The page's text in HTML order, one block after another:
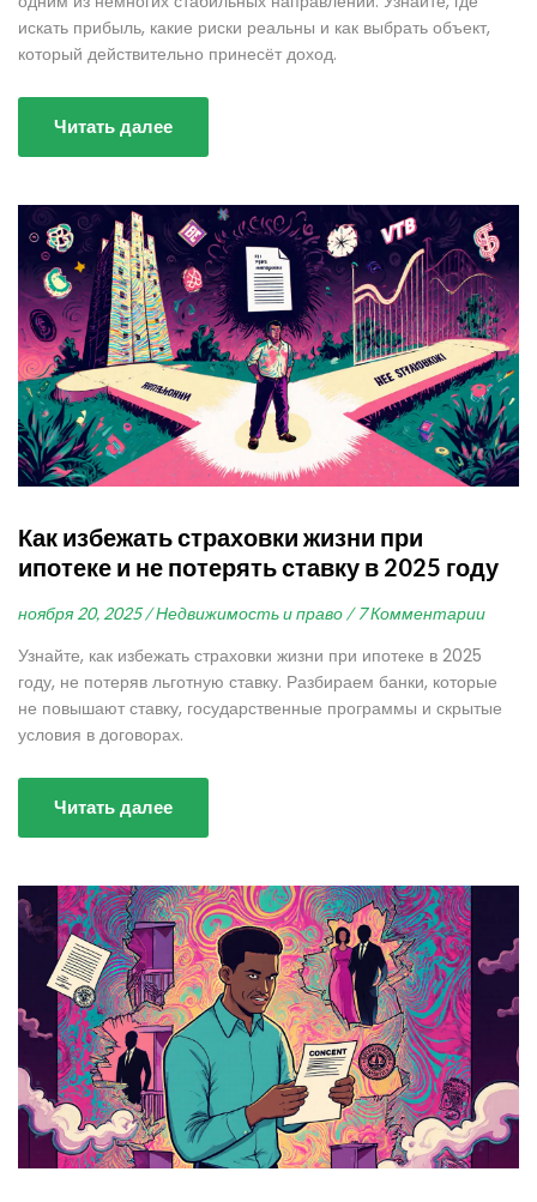
искать прибыль, какие риски реальны и как выбрать объект,
который действительно принесёт доход.
Читать далее
Как избежать страховки жизни при
ипотеке и не потерять ставку в 2025 году
ноября 20, 2025 / Недвижимость и право / 7 Комментарии
Узнайте, как избежать страховки жизни при ипотеке в 2025
году, не потеряв льготную ставку. Разбираем банки, которые
не повышают ставку, государственные программы и скрытые
условия в договорах.
Читать далее